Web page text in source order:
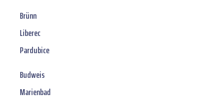
Brünn
Liberec
Pardubice
Budweis
Marienbad